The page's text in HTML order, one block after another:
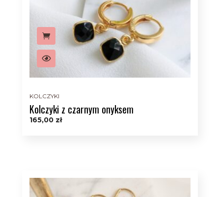
KOLCZYKI
Kolczyki z czarnym onyksem
165,00 zł